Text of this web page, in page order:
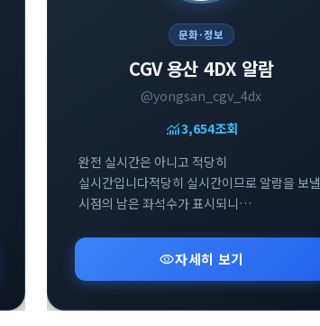
문화·정보
CGV 용산 4DX 알람
@yongsan_cgv_4dx
monitoring3,654조회
완전 실시간은 아니고 적당히
실시간입니다적당히 실시간이므로 알람을 보낼
시점의 남은 좌석수가 표시되니
visibility자세히 보기